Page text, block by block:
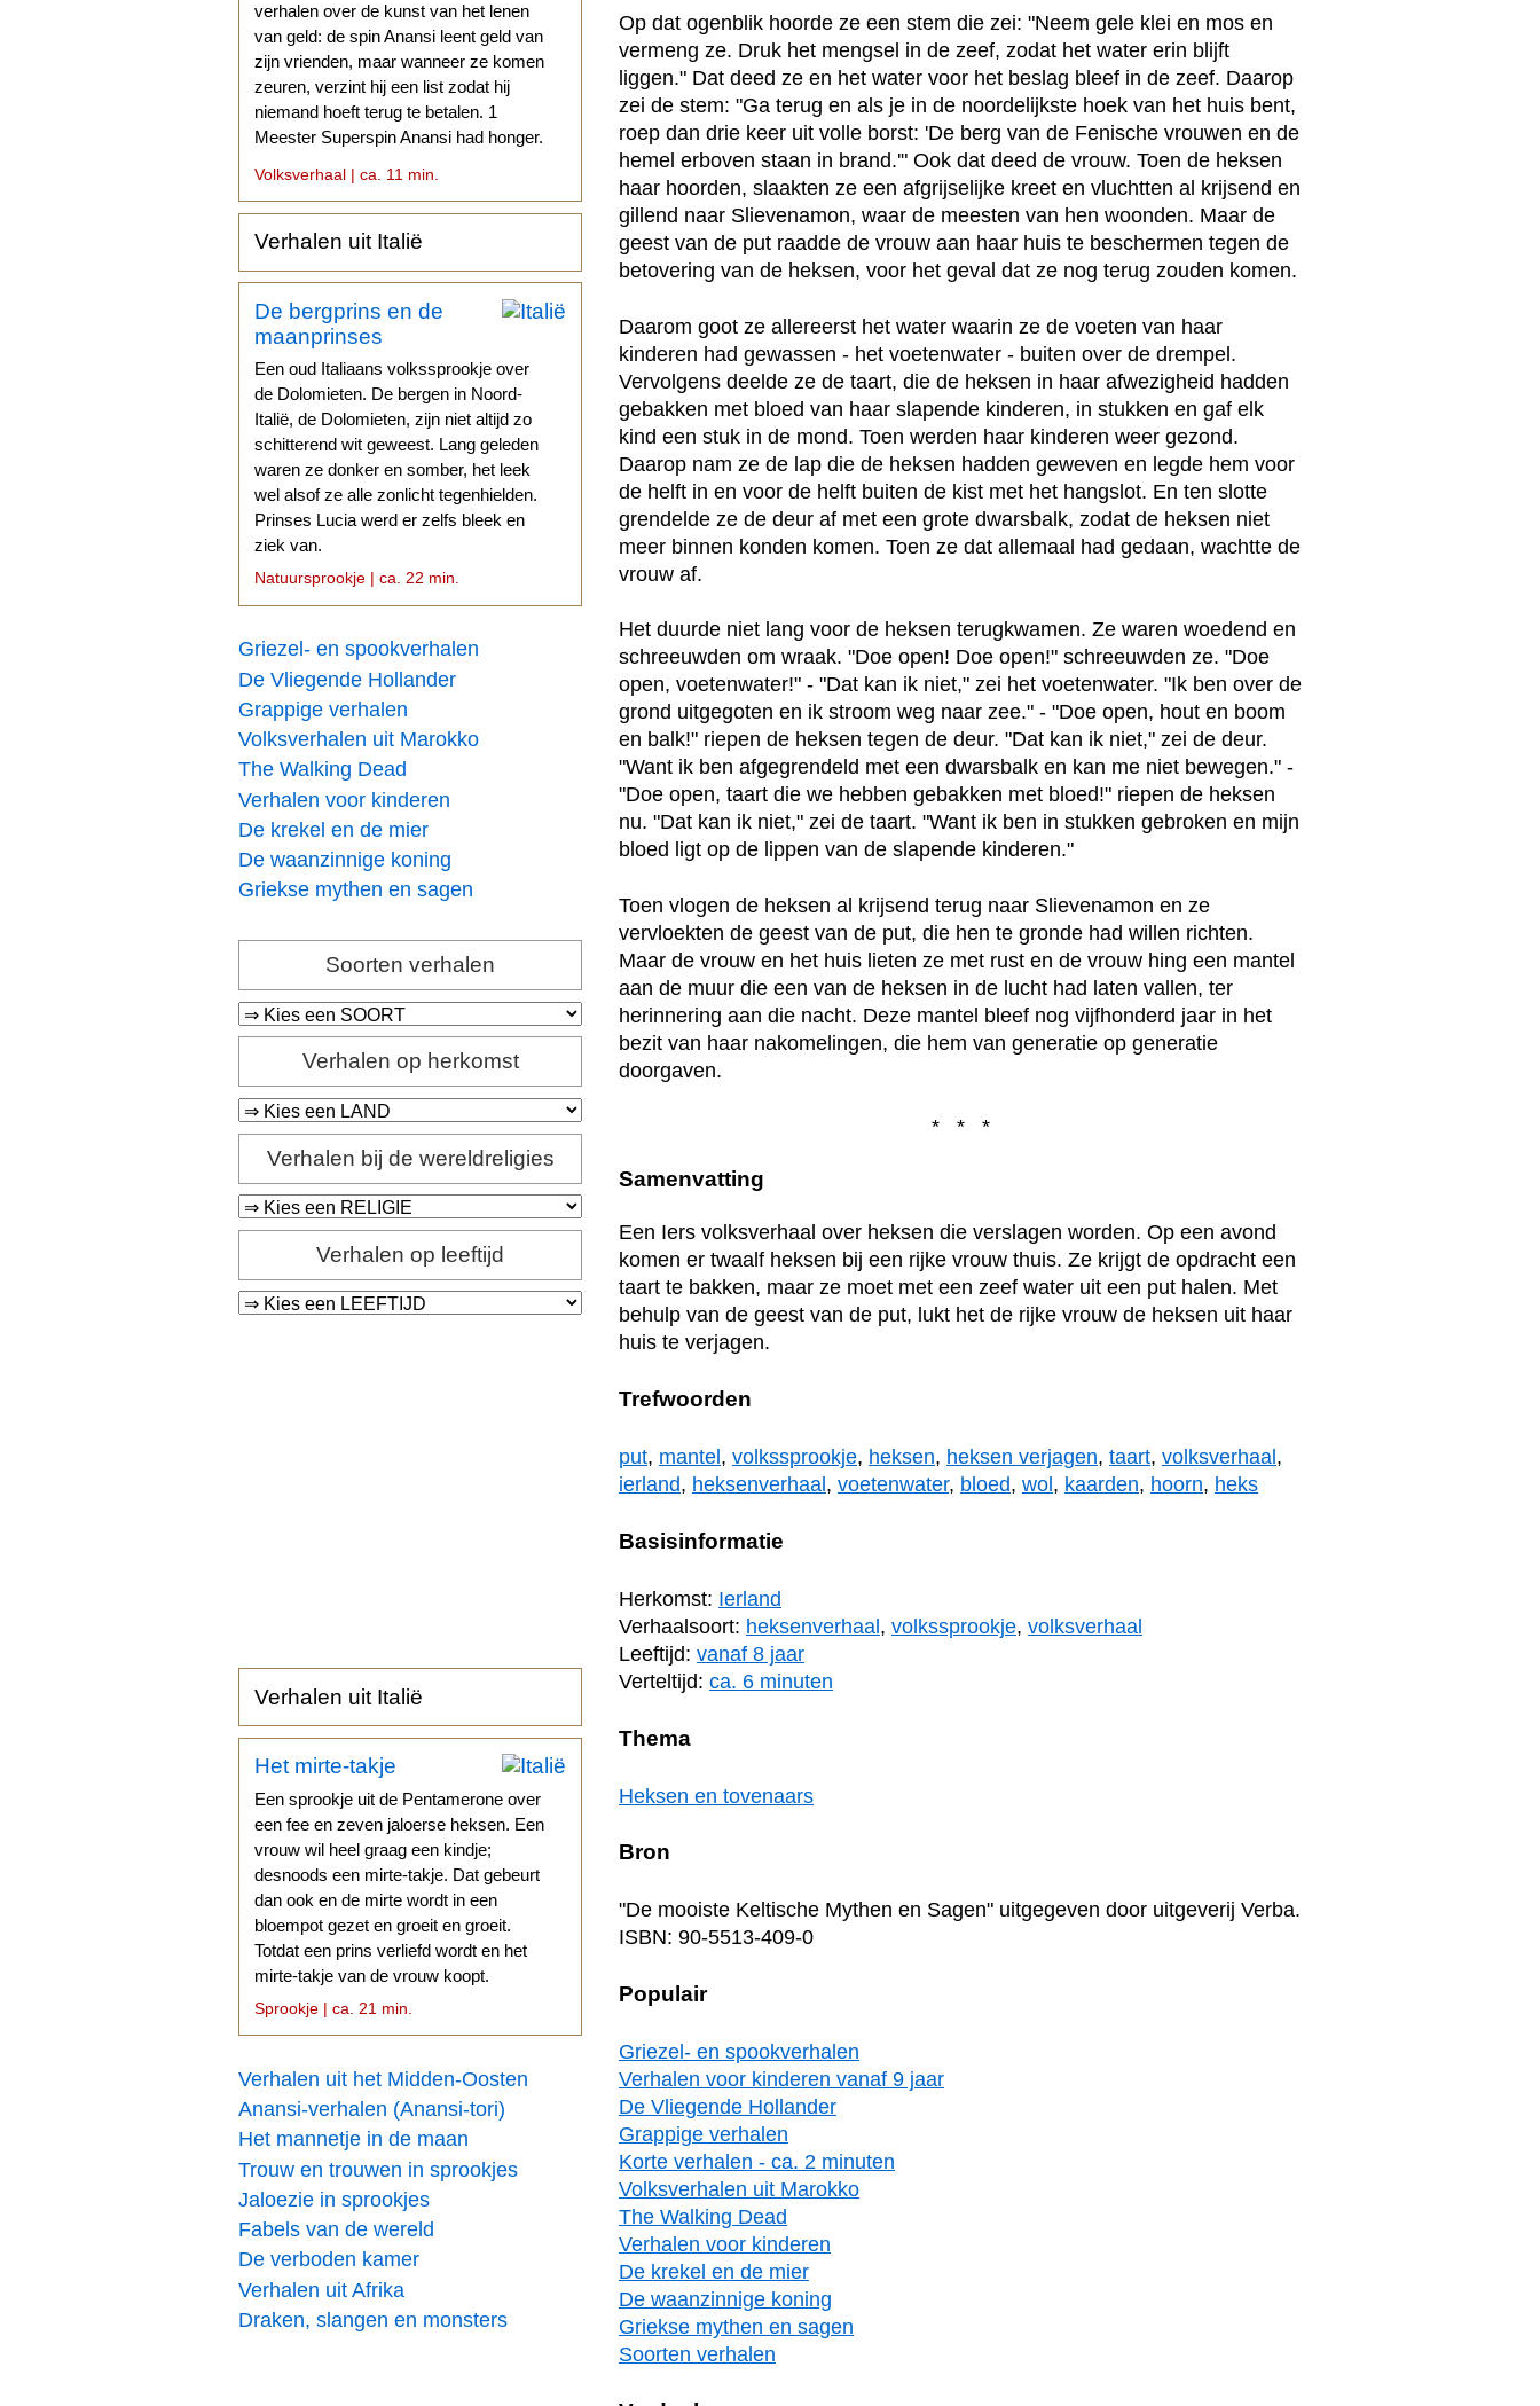
verhalen over de kunst van het lenen
van geld: de spin Anansi leent geld van
zijn vrienden, maar wanneer ze komen
zeuren, verzint hij een list zodat hij
niemand hoeft terug te betalen. 1
Meester Superspin Anansi had honger.
Volksverhaal | ca. 11 min.
Verhalen uit Italië
De bergprins en de
maanprinses
Een oud Italiaans volkssprookje over
de Dolomieten. De bergen in Noord-
Italië, de Dolomieten, zijn niet altijd zo
schitterend wit geweest. Lang geleden
waren ze donker en somber, het leek
wel alsof ze alle zonlicht tegenhielden.
Prinses Lucia werd er zelfs bleek en
ziek van.
Natuursprookje | ca. 22 min.
Griezel- en spookverhalen
De Vliegende Hollander
Grappige verhalen
Volksverhalen uit Marokko
The Walking Dead
Verhalen voor kinderen
De krekel en de mier
De waanzinnige koning
Griekse mythen en sagen
Soorten verhalen
Verhalen op herkomst
Verhalen bij de wereldreligies
Verhalen op leeftijd
Verhalen uit Italië
Het mirte-takje
Een sprookje uit de Pentamerone over
een fee en zeven jaloerse heksen. Een
vrouw wil heel graag een kindje;
desnoods een mirte-takje. Dat gebeurt
dan ook en de mirte wordt in een
bloempot gezet en groeit en groeit.
Totdat een prins verliefd wordt en het
mirte-takje van de vrouw koopt.
Sprookje | ca. 21 min.
Verhalen uit het Midden-Oosten
Anansi-verhalen (Anansi-tori)
Het mannetje in de maan
Trouw en trouwen in sprookjes
Jaloezie in sprookjes
Fabels van de wereld
De verboden kamer
Verhalen uit Afrika
Draken, slangen en monsters
Op dat ogenblik hoorde ze een stem die zei: "Neem gele klei en mos en
vermeng ze. Druk het mengsel in de zeef, zodat het water erin blijft
liggen." Dat deed ze en het water voor het beslag bleef in de zeef. Daarop
zei de stem: "Ga terug en als je in de noordelijkste hoek van het huis bent,
roep dan drie keer uit volle borst: 'De berg van de Fenische vrouwen en de
hemel erboven staan in brand.'" Ook dat deed de vrouw. Toen de heksen
haar hoorden, slaakten ze een afgrijselijke kreet en vluchtten al krijsend en
gillend naar Slievenamon, waar de meesten van hen woonden. Maar de
geest van de put raadde de vrouw aan haar huis te beschermen tegen de
betovering van de heksen, voor het geval dat ze nog terug zouden komen.
Daarom goot ze allereerst het water waarin ze de voeten van haar
kinderen had gewassen - het voetenwater - buiten over de drempel.
Vervolgens deelde ze de taart, die de heksen in haar afwezigheid hadden
gebakken met bloed van haar slapende kinderen, in stukken en gaf elk
kind een stuk in de mond. Toen werden haar kinderen weer gezond.
Daarop nam ze de lap die de heksen hadden geweven en legde hem voor
de helft in en voor de helft buiten de kist met het hangslot. En ten slotte
grendelde ze de deur af met een grote dwarsbalk, zodat de heksen niet
meer binnen konden komen. Toen ze dat allemaal had gedaan, wachtte de
vrouw af.
Het duurde niet lang voor de heksen terugkwamen. Ze waren woedend en
schreeuwden om wraak. "Doe open! Doe open!" schreeuwden ze. "Doe
open, voetenwater!" - "Dat kan ik niet," zei het voetenwater. "Ik ben over de
grond uitgegoten en ik stroom weg naar zee." - "Doe open, hout en boom
en balk!" riepen de heksen tegen de deur. "Dat kan ik niet," zei de deur.
"Want ik ben afgegrendeld met een dwarsbalk en kan me niet bewegen." -
"Doe open, taart die we hebben gebakken met bloed!" riepen de heksen
nu. "Dat kan ik niet," zei de taart. "Want ik ben in stukken gebroken en mijn
bloed ligt op de lippen van de slapende kinderen."
Toen vlogen de heksen al krijsend terug naar Slievenamon en ze
vervloekten de geest van de put, die hen te gronde had willen richten.
Maar de vrouw en het huis lieten ze met rust en de vrouw hing een mantel
aan de muur die een van de heksen in de lucht had laten vallen, ter
herinnering aan die nacht. Deze mantel bleef nog vijfhonderd jaar in het
bezit van haar nakomelingen, die hem van generatie op generatie
doorgaven.
* * *
Samenvatting
Een Iers volksverhaal over heksen die verslagen worden. Op een avond
komen er twaalf heksen bij een rijke vrouw thuis. Ze krijgt de opdracht een
taart te bakken, maar ze moet met een zeef water uit een put halen. Met
behulp van de geest van de put, lukt het de rijke vrouw de heksen uit haar
huis te verjagen.
Trefwoorden
put, mantel , volkssprookje, heksen, heksen verjagen, taart, volksverhaal ,
ierland, heksenverhaal , voetenwater, bloed, wol , kaarden, hoorn, heks
Basisinformatie
Herkomst: Ierland
Verhaalsoort: heksenverhaal, volkssprookje, volksverhaal
Leeftijd: vanaf 8 jaar
Verteltijd: ca. 6 minuten
Thema
Heksen en tovenaars
Bron
"De mooiste Keltische Mythen en Sagen" uitgegeven door uitgeverij Verba.
ISBN: 90-5513-409-0
Populair
Griezel- en spookverhalen
Verhalen voor kinderen vanaf 9 jaar
De Vliegende Hollander
Grappige verhalen
Korte verhalen - ca. 2 minuten
Volksverhalen uit Marokko
The Walking Dead
Verhalen voor kinderen
De krekel en de mier
De waanzinnige koning
Griekse mythen en sagen
Soorten verhalen